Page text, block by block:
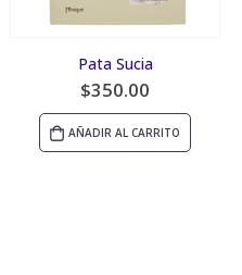
Pata Sucia
$350.00
AÑADIR AL CARRITO